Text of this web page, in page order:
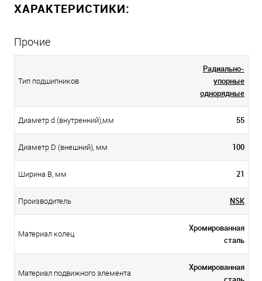
ХАРАКТЕРИСТИКИ:
Прочие
Тип подшипников
Радиально-
упорные
однорядные
Диаметр d (внутренний),мм 55
Диаметр D (внешний), мм 100
Ширина B, мм 21
Производитель NSK
Материал колец
Хромированная
сталь
Материал подвижного элемента
Хромированная